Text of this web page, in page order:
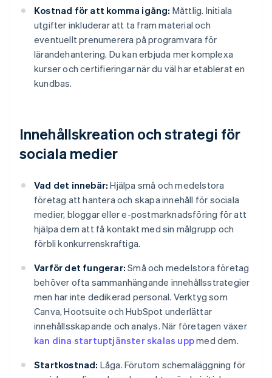
Kostnad för att komma igång: Måttlig. Initiala
utgifter inkluderar att ta fram material och
eventuellt prenumerera på programvara för
lärandehantering. Du kan erbjuda mer komplexa
kurser och certifieringar när du väl har etablerat en
kundbas.
Innehållskreation och strategi för
sociala medier
Vad det innebär: Hjälpa små och medelstora
företag att hantera och skapa innehåll för sociala
medier, bloggar eller e-postmarknadsföring för att
hjälpa dem att få kontakt med sin målgrupp och
förbli konkurrenskraftiga.
Varför det fungerar: Små och medelstora företag
behöver ofta sammanhängande innehållsstrategier
men har inte dedikerad personal. Verktyg som
Canva, Hootsuite och HubSpot underlättar
innehållsskapande och analys. När företagen växer
kan dina startuptjänster skalas uppmed dem.
Startkostnad: Låga. Förutom schemaläggning för